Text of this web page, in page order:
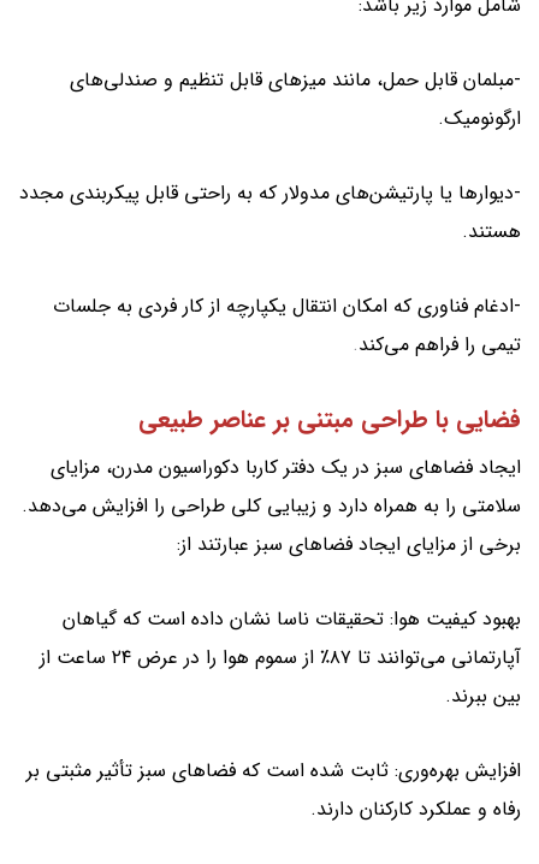
-مبلمان قابل حمل، مانند میزهای قابل تنظیم و صندلی‌های
ارگونومیک.
-دیوارها یا پارتیشن‌های مدولار که به راحتی قابل پیکربندی مجدد
هستند.
-ادغام فناوری که امکان انتقال یکپارچه از کار فردی به جلسات
تیمی را فراهم می‌کند.
فضایی با طراحی مبتنی بر عناصر طبیعی
ایجاد فضاهای سبز در یک دفتر کاربا دکوراسیون مدرن، مزایای
سلامتی را به همراه دارد و زیبایی کلی طراحی را افزایش می‌دهد.
برخی از مزایای ایجاد فضاهای سبز عبارتند از:
بهبود کیفیت هوا: تحقیقات ناسا نشان داده است که گیاهان
آپارتمانی می‌توانند تا ۸۷٪ از سموم هوا را در عرض ۲۴ ساعت از
بین ببرند.
افزایش بهره‌وری: ثابت شده است که فضاهای سبز تأثیر مثبتی بر
رفاه و عملکرد کارکنان دارند.